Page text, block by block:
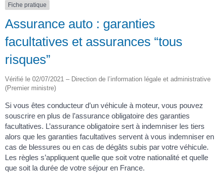
Fiche pratique
Assurance auto : garanties
facultatives et assurances “tous
risques”
Vérifié le 02/07/2021 – Direction de l’information légale et administrative
(Premier ministre)
Si vous êtes conducteur d’un véhicule à moteur, vous pouvez
souscrire en plus de l’assurance obligatoire des garanties
facultatives. L’assurance obligatoire sert à indemniser les tiers
alors que les garanties facultatives servent à vous indemniser en
cas de blessures ou en cas de dégâts subis par votre véhicule.
Les règles s’appliquent quelle que soit votre nationalité et quelle
que soit la durée de votre séjour en France.